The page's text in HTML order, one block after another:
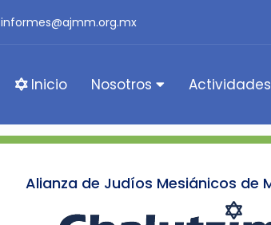
informes@ajmm.org.mx
Inicio Nosotros Actividades
Alianza de Judíos Mesiánicos de